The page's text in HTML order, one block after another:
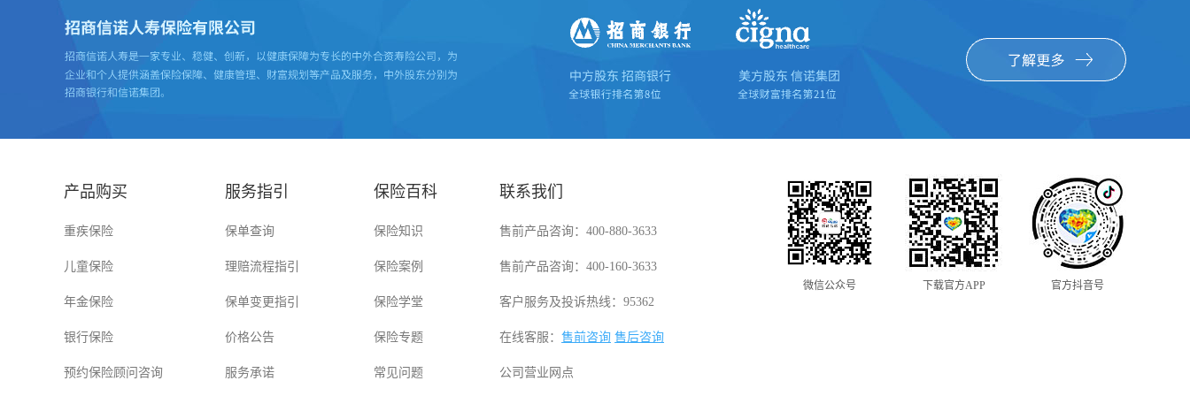
产品购买
重疾保险
儿童保险
年金保险
银行保险
预约保险顾问咨询
服务指引
保单查询
理赔流程指引
保单变更指引
价格公告
服务承诺
保险百科
保险知识
保险案例
保险学堂
保险专题
常见问题
联系我们
售前产品咨询：400-880-3633
售前产品咨询：400-160-3633
客户服务及投诉热线：95362
在线客服： 售前咨询 售后咨询
公司营业网点
微信公众号 下载官方APP 官方抖音号